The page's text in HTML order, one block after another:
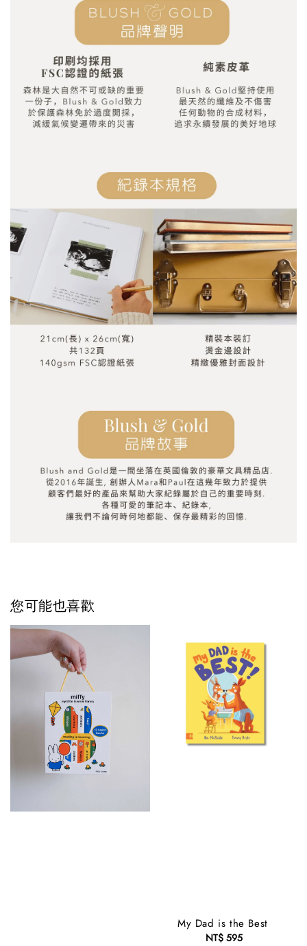
您可能也喜歡
My Dad is the Best
Regular
NT$ 595